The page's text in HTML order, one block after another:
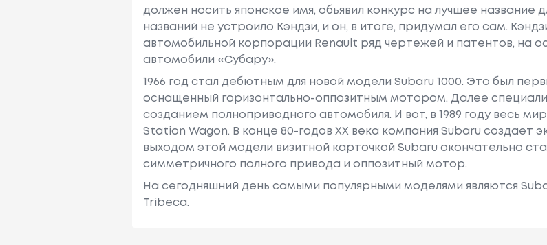
должен носить японское имя, обьявил конкурс на лучшее название
названий не устроило Кэндзи, и он, в итоге, придумал его сам.
автомобильной корпорации Renault ряд чертежей и патентов, на
автомобили «Субару».
1966 год стал дебютным для новой модели Subaru 1000. Это был
оснащенный горизонтально-оппозитным мотором. Далее
созданием полноприводного автомобиля. И вот, в 1989 году весь
Station Wagon. В конце 80-годов XX века компания Subaru создает
выходом этой модели визитной карточкой Subaru окончательно
симметричного полного привода и оппозитный мотор.
На сегодняшний день самыми популярными моделями являются
Tribeca.